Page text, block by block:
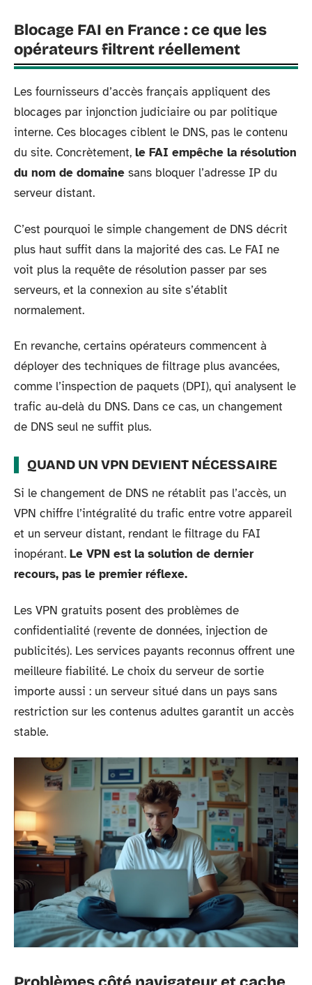
Blocage FAI en France : ce que les
opérateurs filtrent réellement
Les fournisseurs d’accès français appliquent des
blocages par injonction judiciaire ou par politique
interne. Ces blocages ciblent le DNS, pas le contenu
du site. Concrètement, le FAI empêche la résolution
du nom de domaine sans bloquer l’adresse IP du
serveur distant.
C’est pourquoi le simple changement de DNS décrit
plus haut suffit dans la majorité des cas. Le FAI ne
voit plus la requête de résolution passer par ses
serveurs, et la connexion au site s’établit
normalement.
En revanche, certains opérateurs commencent à
déployer des techniques de filtrage plus avancées,
comme l’inspection de paquets (DPI), qui analysent le
trafic au-delà du DNS. Dans ce cas, un changement
de DNS seul ne suffit plus.
QUAND UN VPN DEVIENT NÉCESSAIRE
Si le changement de DNS ne rétablit pas l’accès, un
VPN chiffre l’intégralité du trafic entre votre appareil
et un serveur distant, rendant le filtrage du FAI
inopérant. Le VPN est la solution de dernier
recours, pas le premier réflexe.
Les VPN gratuits posent des problèmes de
confidentialité (revente de données, injection de
publicités). Les services payants reconnus offrent une
meilleure fiabilité. Le choix du serveur de sortie
importe aussi : un serveur situé dans un pays sans
restriction sur les contenus adultes garantit un accès
stable.